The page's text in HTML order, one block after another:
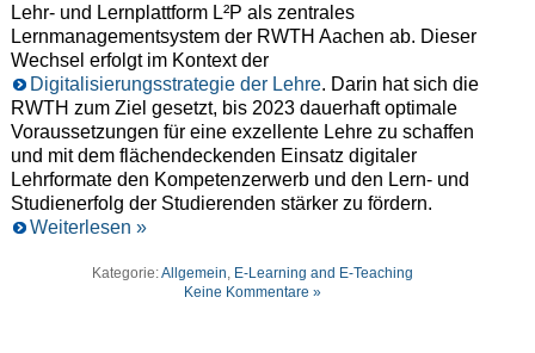
Lehr- und Lernplattform L²P als zentrales
Lernmanagementsystem der RWTH Aachen ab. Dieser
Wechsel erfolgt im Kontext der
Digitalisierungsstrategie der Lehre. Darin hat sich die
RWTH zum Ziel gesetzt, bis 2023 dauerhaft optimale
Voraussetzungen für eine exzellente Lehre zu schaffen
und mit dem flächendeckenden Einsatz digitaler
Lehrformate den Kompetenzerwerb und den Lern- und
Studienerfolg der Studierenden stärker zu fördern.
Weiterlesen »
Kategorie:Allgemein E-Learning and E-Teaching
Keine Kommentare »